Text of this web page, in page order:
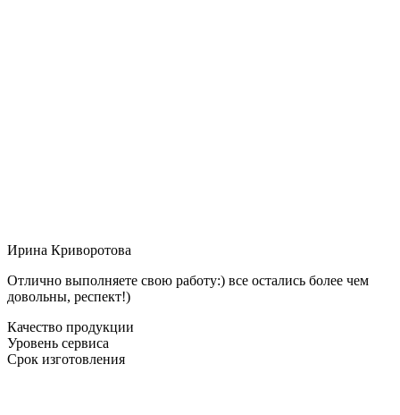
Ирина Криворотова
Отлично выполняете свою работу:) все остались более чем
довольны, респект!)
Качество продукции
Уровень сервиса
Срок изготовления